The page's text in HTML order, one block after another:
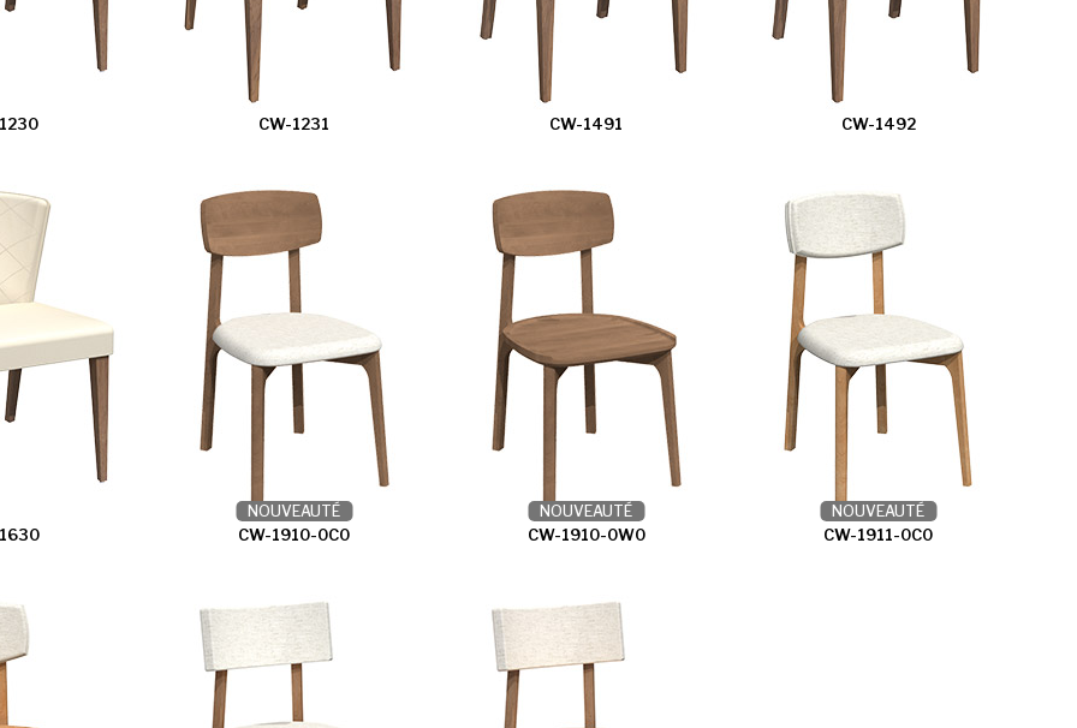
CW-1231 CW-1491 CW-1492
CW-1910-0C0
NOUVEAUTÉ
CW-1910-0W0
NOUVEAUTÉ
CW-1911-0C0
NOUVEAUTÉ